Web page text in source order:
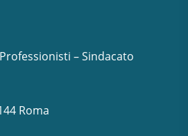
– Sindacato
Roma